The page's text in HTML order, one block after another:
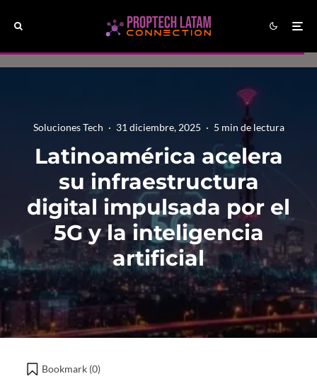
Soluciones Tech · 31 diciembre, 2025 · 5 min de lectura
Latinoamérica acelera
su infraestructura
digital impulsada por el
5G y la inteligencia
artificial
Bookmark (0)